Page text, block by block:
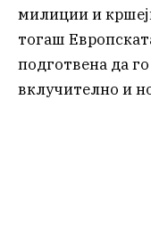
милиции и
тогаш
подготвена да
вклучително и